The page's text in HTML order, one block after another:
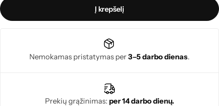
Į krepšelį
Nemokamas pristatymas per3–5 darbo dienas.
Prekių grąžinimas: per 14 darbo dienų.